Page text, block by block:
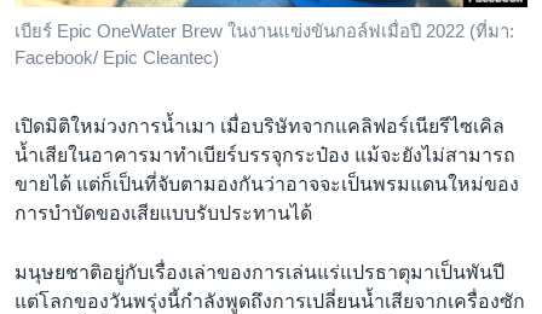
ติดตามเรา
เลือกภาษา
เบียร์ Epic OneWater Brew ในงานแข่งขันกอล์ฟเมื่อปี 2022 (ที่มา:
Facebook/ Epic Cleantec)
เปิดมิติใหม่วงการน้ำเมา เมื่อบริษัทจากแคลิฟอร์เนียรีไซเคิล
น้ำเสียในอาคารมาทำเบียร์บรรจุกระป๋อง แม้จะยังไม่สามารถ
ขายได้ แต่ก็เป็นที่จับตามองกันว่าอาจจะเป็นพรมแดนใหม่ของ
การบำบัดของเสียแบบรับประทานได้
มนุษยชาติอยู่กับเรื่องเล่าของการเล่นแร่แปรธาตุมาเป็นพันปี
แต่โลกของวันพรุ่งนี้กำลังพูดถึงการเปลี่ยนน้ำเสียจากเครื่องซัก